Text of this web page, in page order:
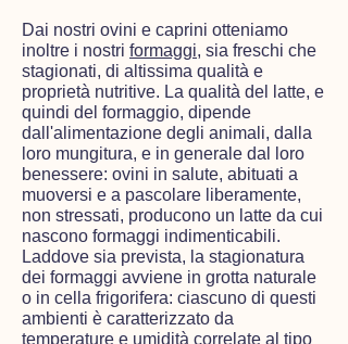
Dai nostri ovini e caprini otteniamo
inoltre i nostri formaggi, sia freschi che
stagionati, di altissima qualità e
proprietà nutritive. La qualità del latte, e
quindi del formaggio, dipende
dall'alimentazione degli animali, dalla
loro mungitura, e in generale dal loro
benessere: ovini in salute, abituati a
muoversi e a pascolare liberamente,
non stressati, producono un latte da cui
nascono formaggi indimenticabili.
Laddove sia prevista, la stagionatura
dei formaggi avviene in grotta naturale
o in cella frigorifera: ciascuno di questi
ambienti è caratterizzato da
temperature e umidità correlate al tipo